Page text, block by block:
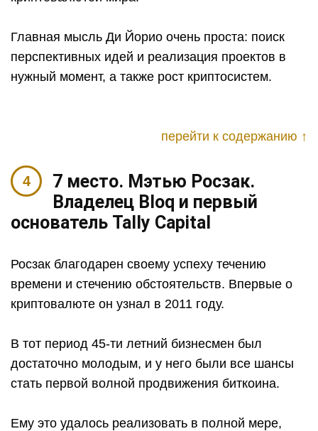
Главная мысль Ди Йорио очень проста: поиск
перспективных идей и реализация проектов в
нужный момент, а также рост криптосистем.
перейти к содержанию ↑
7 место. Мэтью Росзак.
Владелец Bloq и первый
основатель Tally Capital
Росзак благодарен своему успеху течению
времени и стечению обстоятельств. Впервые о
криптовалюте он узнал в 2011 году.
В тот период 45-ти летний бизнесмен был
достаточно молодым, и у него были все шансы
стать первой волной продвижения биткоина.
Ему это удалось реализовать в полной мере,